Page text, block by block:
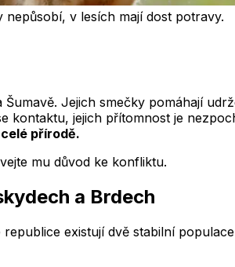
nepůsobí, v lesích mají dost potravy.
Šumavě. Jejich smečky pomáhají
kontaktu, jejich přítomnost je
přírodě.
mu důvod ke konfliktu.
a Brdech
existují dvě stabilní